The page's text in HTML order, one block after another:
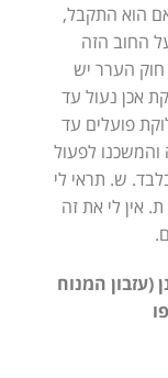
אם הוא התקבל,
החוב הזה
חוק הערר יש
אכן נעול עד
פועלים עד
לפעול
ש. תראי לי
אין לי את זה
07-23- דורון חנן (עזבון המנוח